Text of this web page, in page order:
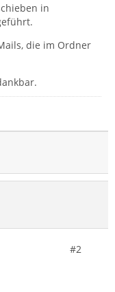
in
die im Ordner
#2